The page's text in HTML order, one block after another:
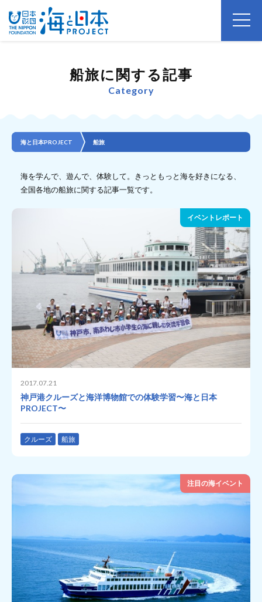
船旅に関する記事
Category
海と日本PROJECT 船旅
海を学んで、遊んで、体験して。きっともっと海を好きになる、
全国各地の船旅に関する記事一覧です。
イベントレポート
2017.07.21
神戸港クルーズと海洋博物館での体験学習〜海と日本
PROJECT〜
クルーズ 船旅
注目の海イベント